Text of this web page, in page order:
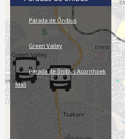
Parada de Ônibus
Green Valley
Parada de ônibus Acornhoek
Mall